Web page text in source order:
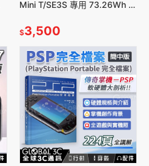
Mini T/SE3S 專用 73.26Wh 行
$3,500